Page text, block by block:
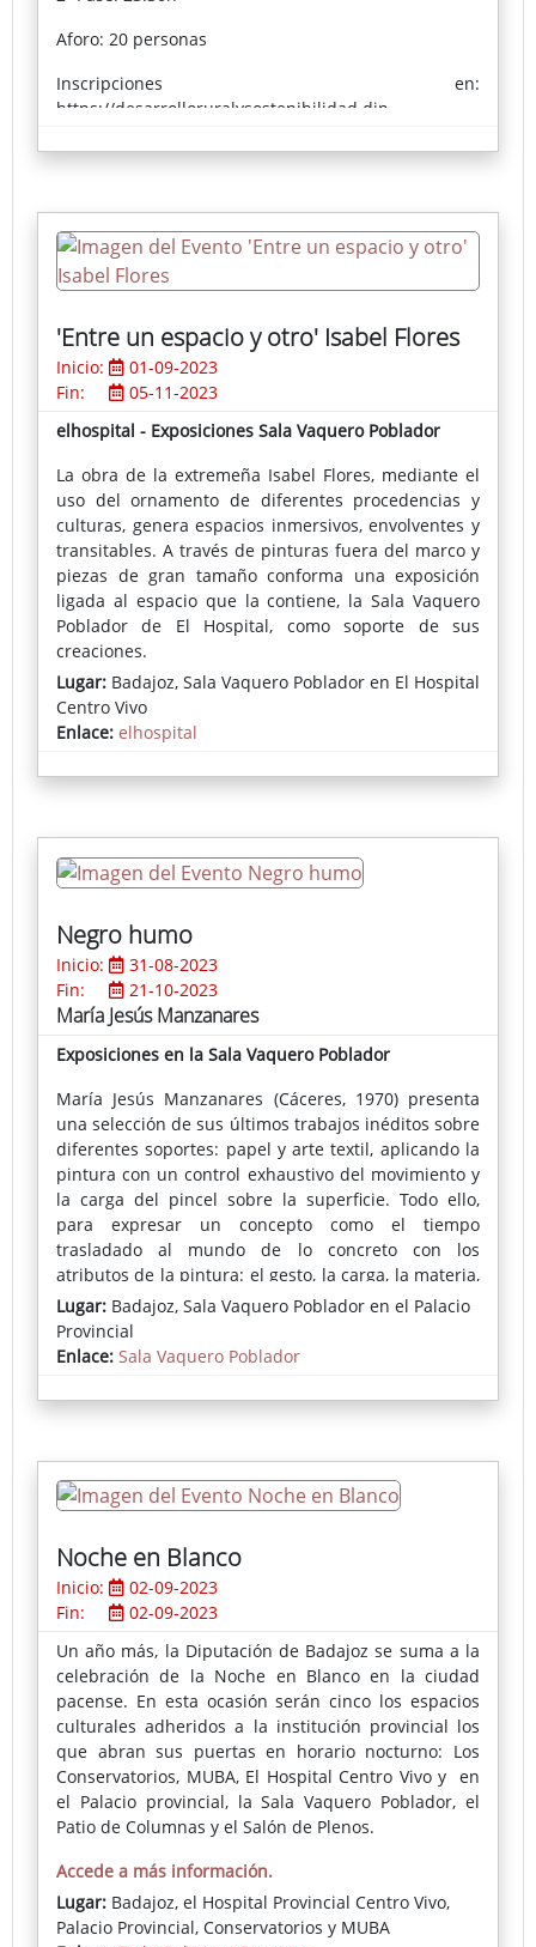
https://desarrolloruralysostenibilidad.dip-
badajoz.es/oficina-
virtual/formularios&f=actividades-generales
Aforo: 20 personas
Inscripciones en:
https://desarrolloruralysostenibilidad.dip-
virtual/formularios&f=actividades-generales
Los interesados en asistir a la visita guiada de
elhospital centro vivo, realizarán una solicitud de
reserva de plaza. La mera inscripción en esta fase
NO implica la obtención de la misma.
A las personas que hayan sido beneficiarias de la
plaza, se les notificará mediante correo electrónico,
indicándole día y hora.
Sólo se podrá participar en una franja horaria,
seleccionando por orden de llegada, dando
prioridad a aquellas personas que no hayan
participado previamente en la actividad.
Las personas que no resulten seleccionadas,
pasarán a una lista de espera y las plazas
que se vayan liberando por parte de los/las
ganadores/as que renuncien a las mismas, se irán
asignando según orden de inscripciones entre las
personas que se encuentran en la
lista de espera.
'Entre un espacio y otro' Isabel Flores
Inicio:
01-09-2023
Fin:
05-11-2023
elhospital - Exposiciones Sala Vaquero Poblador
La obra de la extremeña Isabel Flores, mediante el
uso del ornamento de diferentes procedencias y
culturas, genera espacios inmersivos, envolventes y
transitables. A través de pinturas fuera del marco y
piezas de gran tamaño conforma una exposición
ligada al espacio que la contiene, la Sala Vaquero
Poblador de El Hospital, como soporte de sus
creaciones.
Lugar: Badajoz, Sala Vaquero Poblador en El Hospital
Centro Vivo
Enlace: elhospital
Negro humo
Inicio:
31-08-2023
Fin:
21-10-2023
María Jesús Manzanares
Exposiciones en la Sala Vaquero Poblador
María Jesús Manzanares (Cáceres, 1970) presenta
una selección de sus últimos trabajos inéditos sobre
diferentes soportes: papel y arte textil, aplicando la
pintura con un control exhaustivo del movimiento y
la carga del pincel sobre la superficie. Todo ello,
para expresar un concepto como el tiempo
trasladado al mundo de lo concreto con los
atributos de la pintura: el gesto, la carga, la materia,
las capas y sus transparencias, la opacidad y la
pintura que narra prescindiendo, en ocasiones, de
la figura.
Lugar: Badajoz, Sala Vaquero Poblador en el Palacio
Provincial
Enlace: Sala Vaquero Poblador
Noche en Blanco
Inicio:
02-09-2023
Fin:
02-09-2023
Un año más, la Diputación de Badajoz se suma a la
celebración de la Noche en Blanco en la ciudad
pacense. En esta ocasión serán cinco los espacios
culturales adheridos a la institución provincial los
que abran sus puertas en horario nocturno: Los
Conservatorios, MUBA, El Hospital Centro Vivo y en
el Palacio provincial, la Sala Vaquero Poblador, el
Patio de Columnas y el Salón de Plenos.
Accede a más información.
Lugar: Badajoz, el Hospital Provincial Centro Vivo,
Palacio Provincial, Conservatorios y MUBA